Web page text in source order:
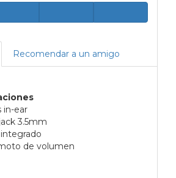
Recomendar a un amigo
in-ear
3.5mm
de volumen